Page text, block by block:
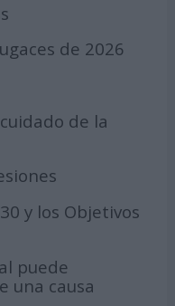
de 2026
de la
y los Objetivos
puede
una causa